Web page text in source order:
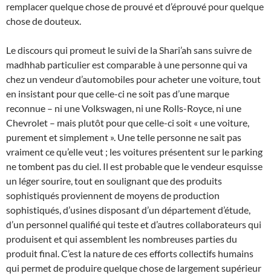
remplacer quelque chose de prouvé et d’éprouvé pour quelque
chose de douteux.
Le discours qui promeut le suivi de la Shari’ah sans suivre de
madhhab particulier est comparable à une personne qui va
chez un vendeur d’automobiles pour acheter une voiture, tout
en insistant pour que celle-ci ne soit pas d’une marque
reconnue – ni une Volkswagen, ni une Rolls-Royce, ni une
Chevrolet – mais plutôt pour que celle-ci soit « une voiture,
purement et simplement ». Une telle personne ne sait pas
vraiment ce qu’elle veut ; les voitures présentent sur le parking
ne tombent pas du ciel. Il est probable que le vendeur esquisse
un léger sourire, tout en soulignant que des produits
sophistiqués proviennent de moyens de production
sophistiqués, d’usines disposant d’un département d’étude,
d’un personnel qualifié qui teste et d’autres collaborateurs qui
produisent et qui assemblent les nombreuses parties du
produit final. C’est la nature de ces efforts collectifs humains
qui permet de produire quelque chose de largement supérieur